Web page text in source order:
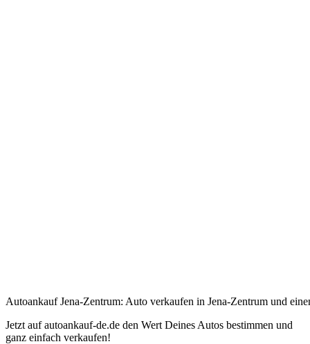
Autoankauf Jena-Zentrum: Auto verkaufen in Jena-Zentrum und
Jetzt auf autoankauf-de.de den Wert Deines Autos bestimmen und
ganz einfach verkaufen!